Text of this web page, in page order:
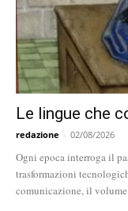
Le lingue che
redazione - 02/08/2026
Ogni epoca interroga il
trasformazioni
comunicazione, il